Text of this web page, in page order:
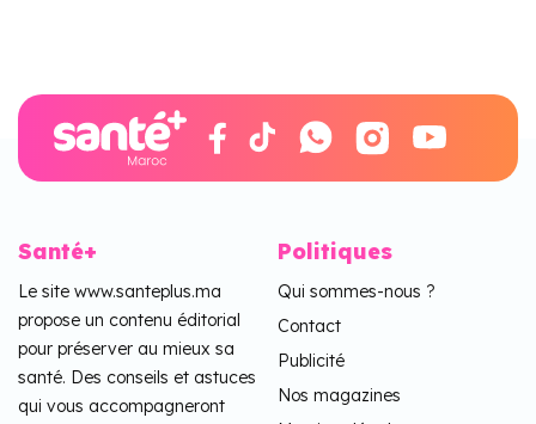
Santé+
Le site www.santeplus.ma
propose un contenu éditorial
pour préserver au mieux sa
santé. Des conseils et astuces
qui vous accompagneront
Politiques
Qui sommes-nous ?
Contact
Publicité
Nos magazines